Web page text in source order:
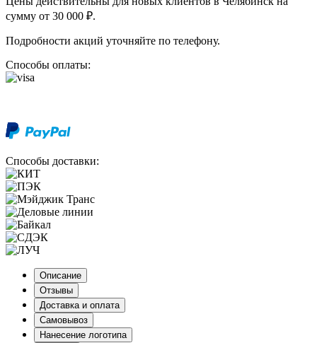
сумму от 30 000 ₽.
Подробности акций уточняйте по телефону.
Способы оплаты:
Способы доставки:
Описание
Отзывы
Доставка и оплата
Самовывоз
Нанесение логотипа